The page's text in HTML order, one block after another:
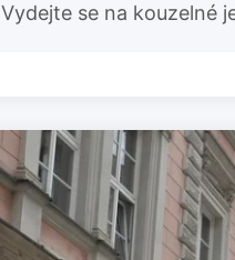
Vydejte se na kouzelné